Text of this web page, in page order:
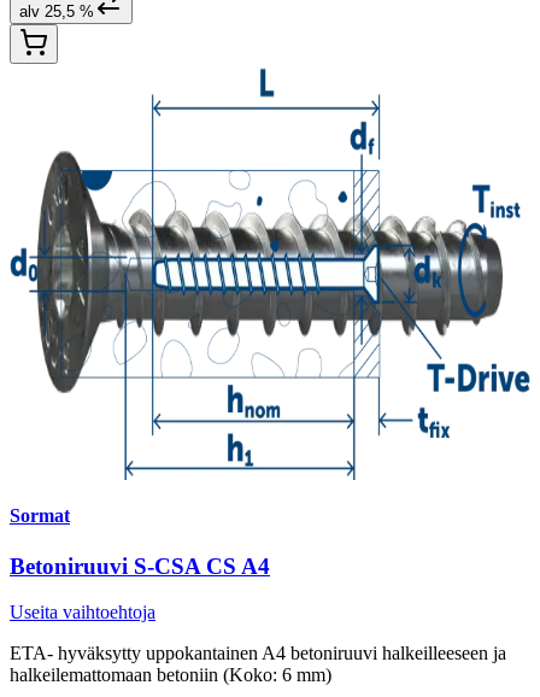
alv 25,5 %
Sormat
Betoniruuvi S-CSA CS A4
Useita vaihtoehtoja
ETA- hyväksytty uppokantainen A4 betoniruuvi halkeilleeseen ja
halkeilemattomaan betoniin (Koko: 6 mm)